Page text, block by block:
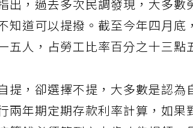
出，過去多次民調發現，大多數
知道可以提撥。截至今年四月底
人，占勞工比率百分之十三點
提，卻選擇不提，大多數是認為
兩年期定期存款利率計算，如果